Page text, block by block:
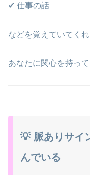
✔ 仕事の話
などを覚えていてくれ
あなたに関心を持っ
💡 脈ありサイ
んでいる